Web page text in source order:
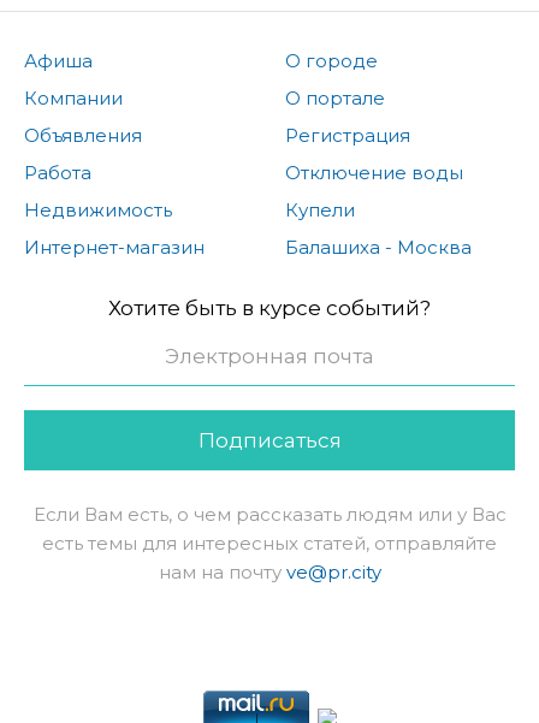
Афиша
Компании
Объявления
Работа
Недвижимость
Интернет-магазин
О городе
О портале
Регистрация
Отключение воды
Купели
Балашиха - Москва
Хотите быть в курсе событий?
Подписаться
Если Вам есть, о чем рассказать людям или у Вас
есть темы для интересных статей, отправляйте
нам на почту ve@pr.city